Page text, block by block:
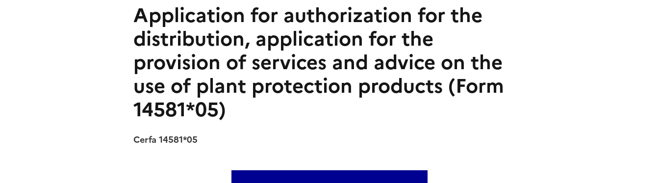
Application for authorization for the
distribution, application for the
provision of services and advice on the
use of plant protection products (Form
14581*05)
Cerfa 14581*05